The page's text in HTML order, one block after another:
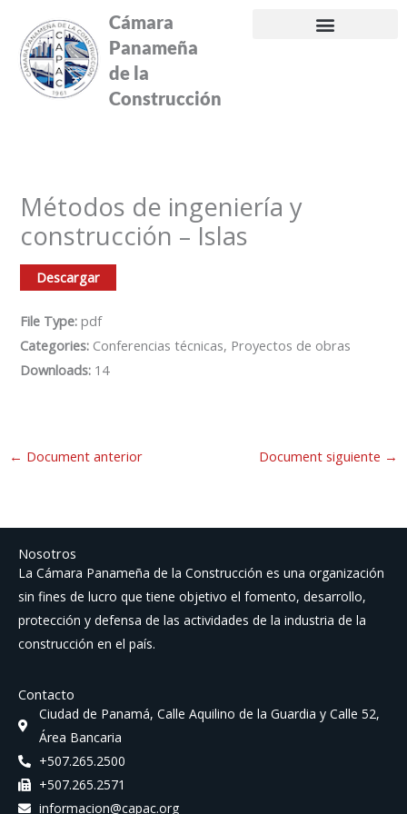
contenido
Cámara
Panameña
de la
Construcción
Métodos de ingeniería y
construcción – Islas
Descargar
File Type:pdf
Categories: Conferencias técnicas, Proyectos de obras
Downloads: 14
← Document anterior Document siguiente →
Nosotros
La Cámara Panameña de la Construcción es una organización
sin fines de lucro que tiene objetivo el fomento, desarrollo,
protección y defensa de las actividades de la industria de la
construcción en el país.
Contacto
Ciudad de Panamá, Calle Aquilino de la Guardia y Calle 52,
Área Bancaria
+507.265.2500
+507.265.2571
informacion@capac.org